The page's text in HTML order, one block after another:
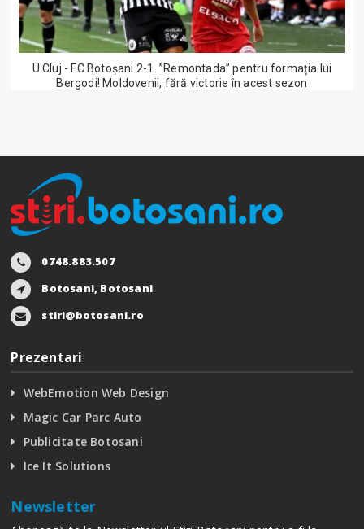
U Cluj - FC Botoșani 2-1. ”Remontada” pentru formația lui
Bergodi! Moldovenii, fără victorie în acest sezon
0748.883.507
Botosani, Botosani
stiri@botosani.ro
Prezentari
WebEmotion Web Design
Magic Car Parc Auto
Publicitate Botosani
Ice It Solutions
Newsletter